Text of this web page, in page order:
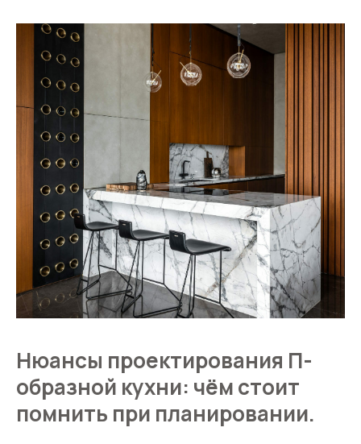
Нюансы проектирования П-
образной кухни: чём стоит
помнить при планировании.